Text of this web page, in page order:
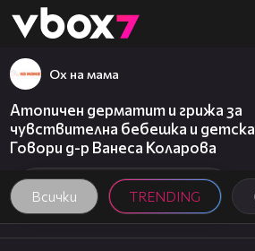
👾
Всички TRENDING
Ох на мама
Атопичен дерматит и грижа за
чувствителна бебешка и
Говори д-р Ванеса Коларова
22:19